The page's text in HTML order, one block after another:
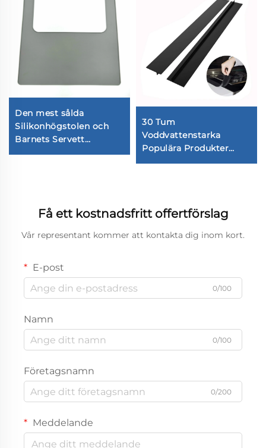
Den mest sålda
Silikonhögstolen och
Barnets Servett
Minimalistisk Design
30 Tum
Voddvattenstarka
Populära Produkter
Silicone Överdragskock
Få ett kostnadsfritt offertförslag
Vår representant kommer att kontakta dig inom kort.
E-post
0/100
Namn
0/100
Företagsnamn
0/200
Meddelande